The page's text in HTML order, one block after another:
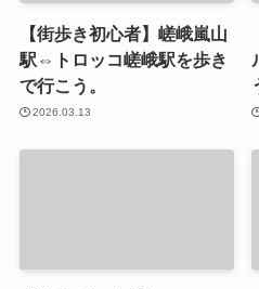
【街歩き初心者】嵯峨嵐山
駅⇔トロッコ嵯峨駅を歩き
で行こう。
2026.03.13